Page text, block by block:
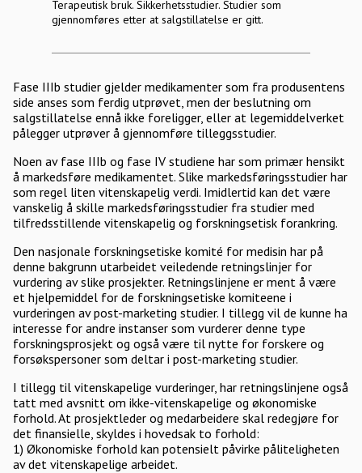
Terapeutisk bruk. Sikkerhetsstudier. Studier som
gjennomføres etter at salgstillatelse er gitt.
Fase IIIb studier gjelder medikamenter som fra produsentens
side anses som ferdig utprøvet, men der beslutning om
salgstillatelse ennå ikke foreligger, eller at legemiddelverket
pålegger utprøver å gjennomføre tilleggsstudier.
Noen av fase IIIb og fase IV studiene har som primær hensikt
å markedsføre medikamentet. Slike markedsføringsstudier har
som regel liten vitenskapelig verdi. Imidlertid kan det være
vanskelig å skille markedsføringsstudier fra studier med
tilfredsstillende vitenskapelig og forskningsetisk forankring.
Den nasjonale forskningsetiske komité for medisin har på
denne bakgrunn utarbeidet veiledende retningslinjer for
vurdering av slike prosjekter. Retningslinjene er ment å være
et hjelpemiddel for de forskningsetiske komiteene i
vurderingen av post-marketing studier. I tillegg vil de kunne ha
interesse for andre instanser som vurderer denne type
forskningsprosjekt og også være til nytte for forskere og
forsøkspersoner som deltar i post-marketing studier.
I tillegg til vitenskapelige vurderinger, har retningslinjene også
tatt med avsnitt om ikke-vitenskapelige og økonomiske
forhold. At prosjektleder og medarbeidere skal redegjøre for
det finansielle, skyldes i hovedsak to forhold:
1) Økonomiske forhold kan potensielt påvirke påliteligheten
av det vitenskapelige arbeidet.